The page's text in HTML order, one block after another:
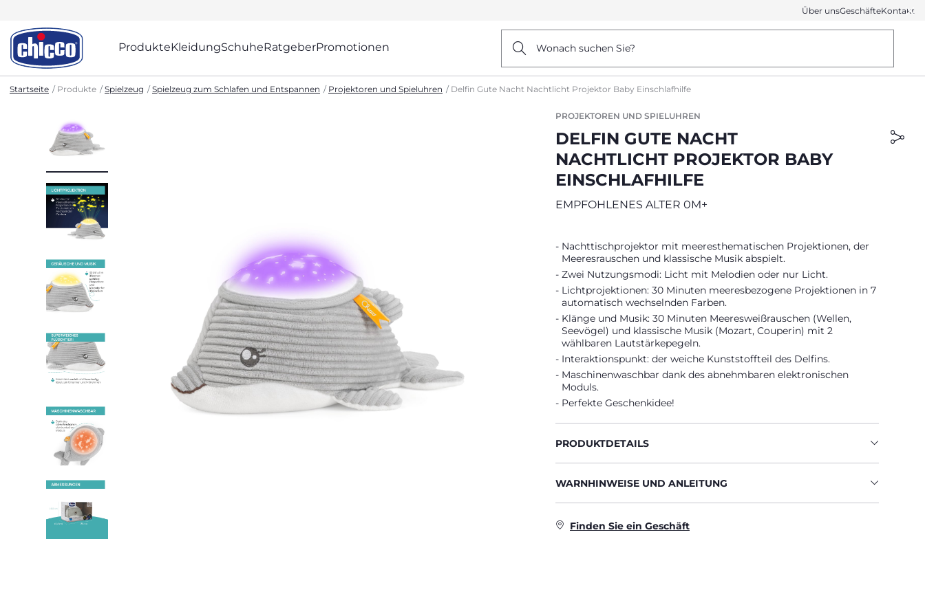
Über unsGeschäfteKontakt
ProdukteKleidungSchuheRatgeberPromotionen Wonach suchen Sie?
Startseite Produkte Spielzeug Spielzeug zum Schlafen und Entspannen Projektoren und Spieluhren Delfin Gute Nacht Nachtlicht Projektor Baby Einschlafhilfe
PROJEKTOREN UND SPIELUHREN
DELFIN GUTE NACHT
NACHTLICHT PROJEKTOR BABY
EINSCHLAFHILFE
EMPFOHLENES ALTER 0M+
Nachttischprojektor mit meeresthematischen Projektionen, der
Meeresrauschen und klassische Musik abspielt.
Zwei Nutzungsmodi: Licht mit Melodien oder nur Licht.
Lichtprojektionen: 30 Minuten meeresbezogene Projektionen in 7
automatisch wechselnden Farben.
Klänge und Musik: 30 Minuten Meeresweißrauschen (Wellen,
Seevögel) und klassische Musik (Mozart, Couperin) mit 2
wählbaren Lautstärkepegeln.
Interaktionspunkt: der weiche Kunststoffteil des Delfins.
Maschinenwaschbar dank des abnehmbaren elektronischen
Moduls.
Perfekte Geschenkidee!
PRODUKTDETAILS
WARNHINWEISE UND ANLEITUNG
Finden Sie ein Geschäft